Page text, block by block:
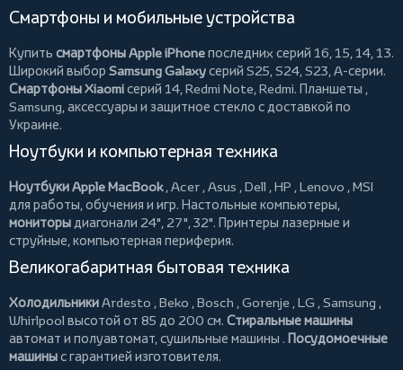
Смартфоны и мобильные устройства
Купить смартфоны Apple iPhoneпоследних серий 16, 15, 14, 13.
Широкий выбор Samsung Galaxyсерий S25, S24, S23, A-серии.
Смартфоны Xiaomiсерий 14, Redmi Note, Redmi. Планшеты ,
Samsung, аксессуары и защитное стекло с доставкой по
Украине.
Ноутбуки и компьютерная техника
Ноутбуки Apple MacBook, Acer , Asus , Dell , HP , Lenovo , MSI
для работы, обучения и игр. Настольные компьютеры,
мониторы диагонали 24", 27", 32". Принтеры лазерные и
струйные, компьютерная периферия.
Великогабаритная бытовая техника
ХолодильникиArdesto , Beko , Bosch , Gorenje , LG , Samsung ,
Whirlpool высотой от 85 до 200 см. Стиральные машины
автомат и полуавтомат, сушильные машины . Посудомоечные
машиныс гарантией изготовителя.